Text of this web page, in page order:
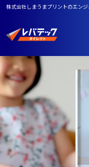
株式会社しまうまプリントのエン